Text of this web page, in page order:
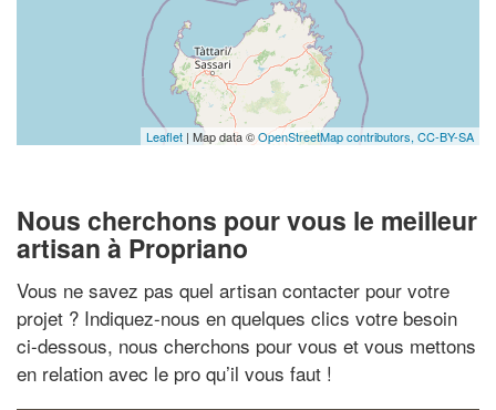
Leaflet | Map data ©OpenStreetMap contributors, CC-BY-SA
Nous cherchons pour vous le meilleur
artisan à Propriano
Vous ne savez pas quel artisan contacter pour votre
projet ? Indiquez-nous en quelques clics votre besoin
ci-dessous, nous cherchons pour vous et vous mettons
en relation avec le pro qu’il vous faut !